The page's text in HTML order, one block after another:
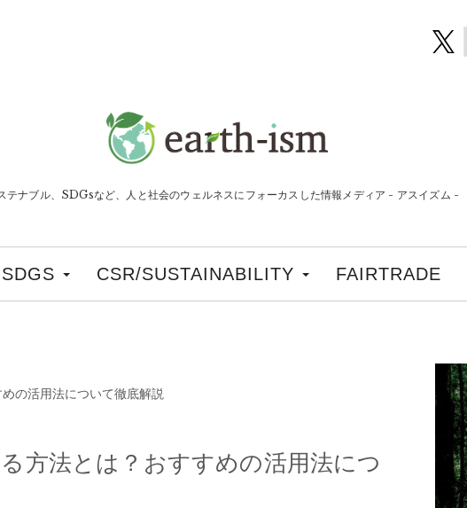
テナブル、SDGsなど、人と社会のウェルネスにフォーカスした情報メディア - アスイズム -
SDGS CSR/SUSTAINABILITY FAIRTRADE
の活用法について徹底解説
方法とは？おすすめの活用法につ